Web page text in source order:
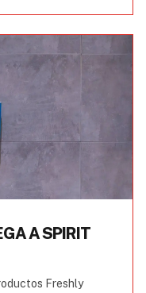
A SPIRIT
Freshly